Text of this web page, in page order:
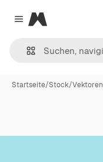
Close menu
Magnific
Startseite/Stock/Vektoren